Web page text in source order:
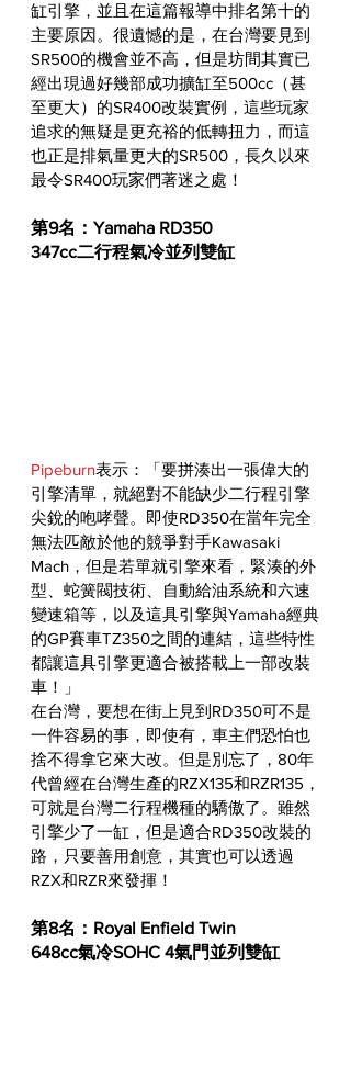
缸引擎，並且在這篇報導中排名第十的
主要原因。很遺憾的是，在台灣要見到
SR500的機會並不高，但是坊間其實已
經出現過好幾部成功擴缸至500cc（甚
至更大）的SR400改裝實例，這些玩家
追求的無疑是更充裕的低轉扭力，而這
也正是排氣量更大的SR500，長久以來
最令SR400玩家們著迷之處！
第9名：Yamaha RD350
347cc二行程氣冷並列雙缸
Pipeburn表示：「要拼湊出一張偉大的
引擎清單，就絕對不能缺少二行程引擎
尖銳的咆哮聲。即使RD350在當年完全
無法匹敵於他的競爭對手Kawasaki
Mach，但是若單就引擎來看，緊湊的外
型、蛇簧閥技術、自動給油系統和六速
變速箱等，以及這具引擎與Yamaha經典
的GP賽車TZ350之間的連結，這些特性
都讓這具引擎更適合被搭載上一部改裝
車！」
在台灣，要想在街上見到RD350可不是
一件容易的事，即使有，車主們恐怕也
捨不得拿它來大改。但是別忘了，80年
代曾經在台灣生產的RZX135和RZR135，
可就是台灣二行程機種的驕傲了。雖然
引擎少了一缸，但是適合RD350改裝的
路，只要善用創意，其實也可以透過
RZX和RZR來發揮！
第8名：Royal Enfield Twin
648cc氣冷SOHC 4氣門並列雙缸